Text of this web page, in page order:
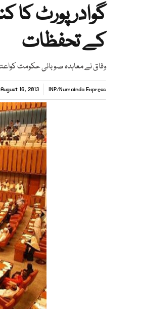
گوادر پورٹ
کے تحفظات
وفاق نے معاہدہ صوبائی حکومت
INP/Numainda Express
August 16, 2013